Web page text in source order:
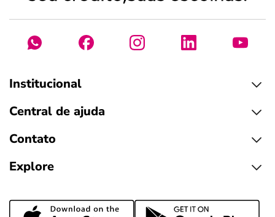
Institucional
Central de ajuda
Contato
Explore